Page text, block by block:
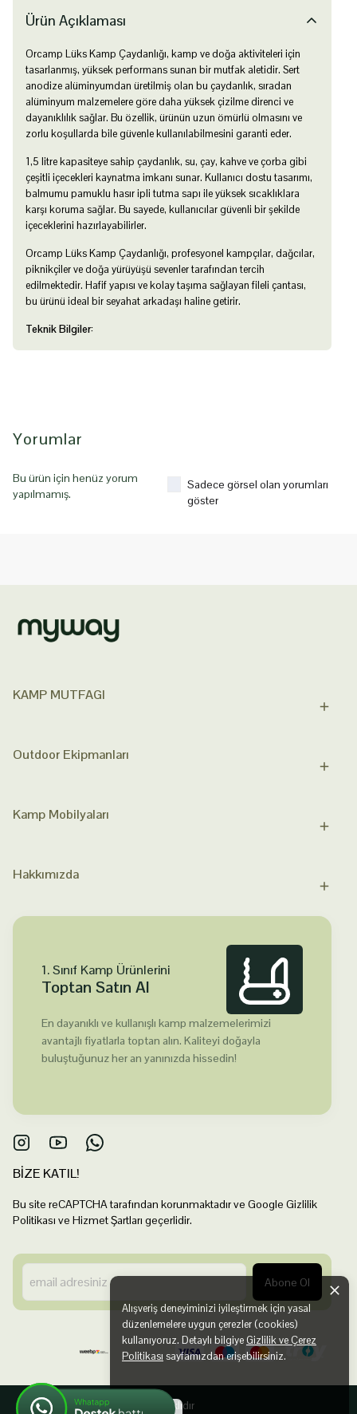
Alışveriş deneyiminizi iyileştirmek için yasal
düzenlemelere uygun çerezler (cookies)
kullanıyoruz. Detaylı bilgiye Gizlilik ve Çerez
Politikası sayfamızdan erişebilirsiniz.
Anladım
Ürün Açıklaması
Orcamp Lüks Kamp Çaydanlığı, kamp ve doğa aktiviteleri için
tasarlanmış, yüksek performans sunan bir mutfak aletidir. Sert
anodize alüminyumdan üretilmiş olan bu çaydanlık, sıradan
alüminyum malzemelere göre daha yüksek çizilme direnci ve
dayanıklılık sağlar. Bu özellik, ürünün uzun ömürlü olmasını ve
zorlu koşullarda bile güvenle kullanılabilmesini garanti eder.
1,5 litre kapasiteye sahip çaydanlık, su, çay, kahve ve çorba gibi
çeşitli içecekleri kaynatma imkanı sunar. Kullanıcı dostu tasarımı,
balmumu pamuklu hasır ipli tutma sapı ile yüksek sıcaklıklara
karşı koruma sağlar. Bu sayede, kullanıcılar güvenli bir şekilde
içeceklerini hazırlayabilirler.
Orcamp Lüks Kamp Çaydanlığı, profesyonel kampçılar, dağcılar,
piknikçiler ve doğa yürüyüşü sevenler tarafından tercih
edilmektedir. Hafif yapısı ve kolay taşıma sağlayan fileli çantası,
bu ürünü ideal bir seyahat arkadaşı haline getirir.
Teknik Bilgiler:
Yorumlar
Bu ürün için henüz yorum
yapılmamış.
Sadece görsel olan yorumları
göster
KAMP MUTFAGI
Outdoor Ekipmanları
Kamp Mobilyaları
Hakkımızda
1. Sınıf Kamp Ürünlerini
Toptan Satın Al
En dayanıklı ve kullanışlı kamp malzemelerimizi
avantajlı fiyatlarla toptan alın. Kaliteyi doğayla
buluştuğunuz her an yanınızda hissedin!
BİZE KATIL!
Bu site reCAPTCHA tarafından korunmaktadır ve Google Gizlilik
Politikası ve Hizmet Şartları geçerlidir.
Abone Ol
©2025 Tüm Hakları Saklıdır